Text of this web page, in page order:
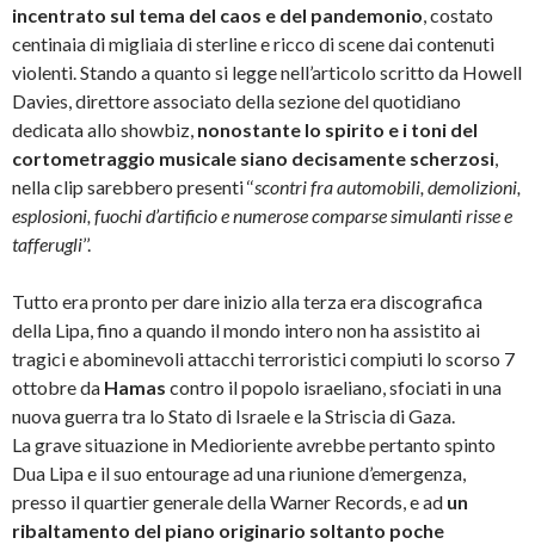
incentrato sul tema del caos e del pandemonio, costato
centinaia di migliaia di sterline e ricco di scene dai contenuti
violenti. Stando a quanto si legge nell’articolo scritto da Howell
Davies, direttore associato della sezione del quotidiano
dedicata allo showbiz, nonostante lo spirito e i toni del
cortometraggio musicale siano decisamente scherzosi,
nella clip sarebbero presenti ‘‘scontri fra automobili, demolizioni,
esplosioni, fuochi d’artificio e numerose comparse simulanti risse e
tafferugli’’.
Tutto era pronto per dare inizio alla terza era discografica
della Lipa, fino a quando il mondo intero non ha assistito ai
tragici e abominevoli attacchi terroristici compiuti lo scorso 7
ottobre da Hamas contro il popolo israeliano, sfociati in una
nuova guerra tra lo Stato di Israele e la Striscia di Gaza.
La grave situazione in Medioriente avrebbe pertanto spinto
Dua Lipa e il suo entourage ad una riunione d’emergenza,
presso il quartier generale della Warner Records, e ad un
ribaltamento del piano originario soltanto poche